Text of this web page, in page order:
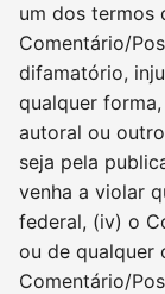
um dos termos
Comentário/
difamatório,
qualquer
autoral ou
seja pela
venha a violar
federal, (iv) o
ou de qualquer
Comentário/